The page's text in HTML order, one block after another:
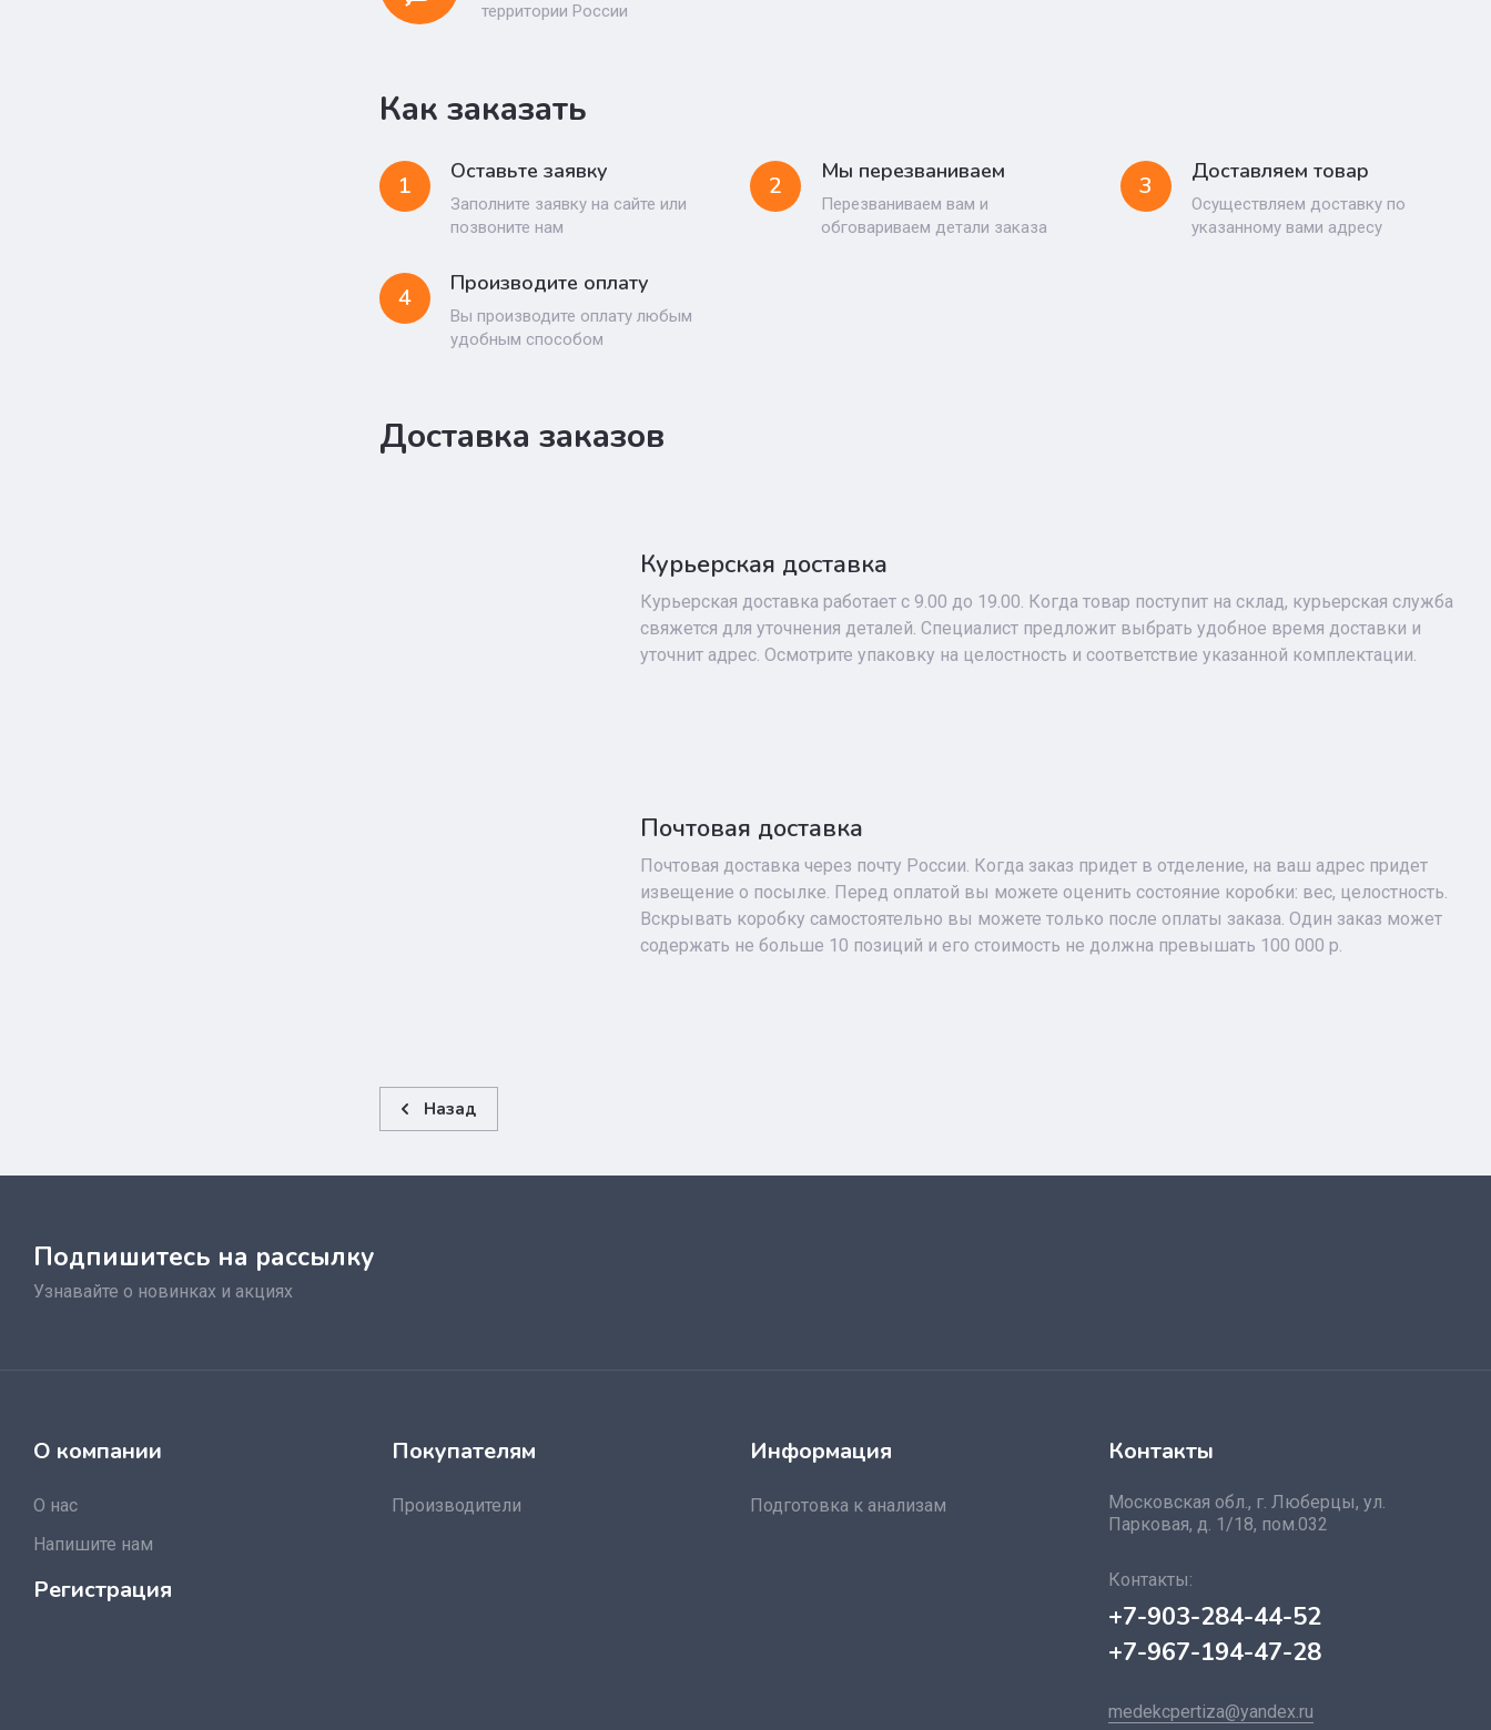
территории России
Как заказать
1 Оставьте заявку
Заполните заявку на сайте или
позвоните нам
2 Мы перезваниваем
Перезваниваем вам и
обговариваем детали заказа
3 Доставляем товар
Осуществляем доставку по
указанному вами адресу
4 Производите оплату
Вы производите оплату любым
удобным способом
Доставка заказов
Курьерская доставка
Курьерская доставка работает с 9.00 до 19.00. Когда товар поступит на склад, курьерская служба
свяжется для уточнения деталей. Специалист предложит выбрать удобное время доставки и
уточнит адрес. Осмотрите упаковку на целостность и соответствие указанной комплектации.
Почтовая доставка
Почтовая доставка через почту России. Когда заказ придет в отделение, на ваш адрес придет
извещение о посылке. Перед оплатой вы можете оценить состояние коробки: вес, целостность.
Вскрывать коробку самостоятельно вы можете только после оплаты заказа. Один заказ может
содержать не больше 10 позиций и его стоимость не должна превышать 100 000 р.
Назад
Подпишитесь на рассылку
Узнавайте о новинках и акциях
О компании
О нас
Напишите нам
Покупателям
Производители
Информация
Подготовка к анализам
Регистрация
Контакты
Московская обл., г. Люберцы, ул.
Парковая, д. 1/18, пом.032
Контакты:
+7-903-284-44-52
+7-967-194-47-28
medekcpertiza@yandex.ru